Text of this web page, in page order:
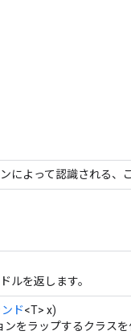
によって認識される、
ルを返します。
ド<T> x)
をラップするクラス